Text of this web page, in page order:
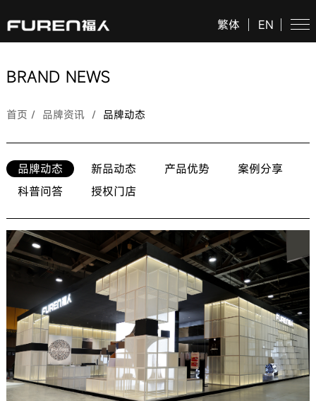
EN
繁体
BRAND NEWS
首页 / 品牌资讯/ 品牌动态
品牌动态 新品动态 产品优势
案例分享
科普问答
授权门店